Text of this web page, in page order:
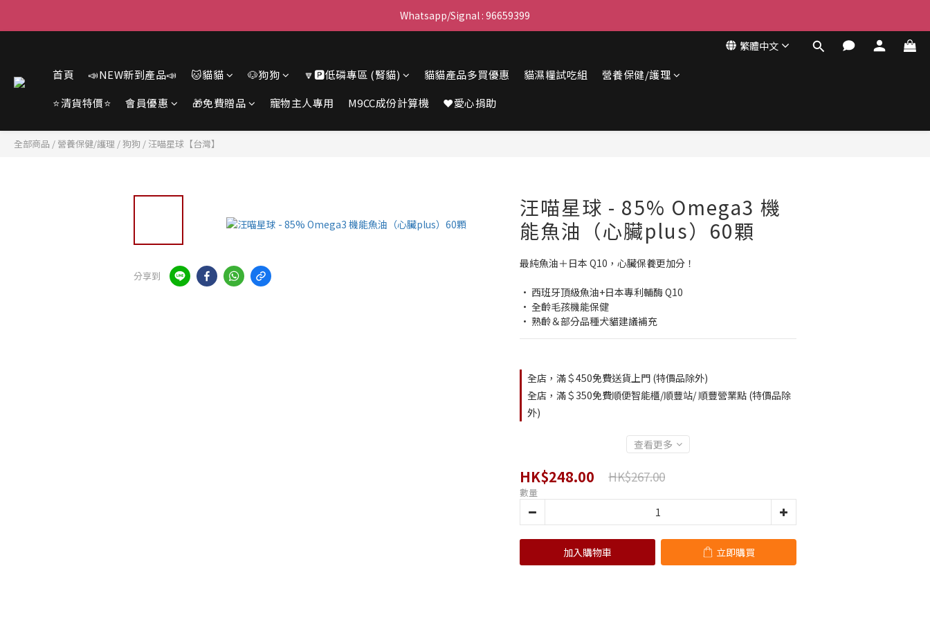
滿$450免費送貨上門 I 滿$350免運 順豐自取
Whatsapp/Signal : 96659399
滿$450免費送貨上門 I 滿$350免運 順豐自取
繁體中文
首頁 📣NEW新到產品📣 🐱貓貓 🐶狗狗 🔽🅿️低磷專區 (腎貓) 貓貓產品多買優惠 貓濕糧試吃組
營養保健/護理
⭐清貨特價⭐
會員優惠 🎁免費贈品 寵物主人專用 M9CC成份計算機 ❤️愛心捐助
全部商品 / 營養保健/護理 /狗狗 / 汪喵星球【台灣】
分享到
汪喵星球 - 85% Omega3 機
能魚油（心臟plus）60顆
最純魚油＋日本 Q10，心臟保養更加分！
• 西班牙頂級魚油+日本專利輔酶 Q10
• 全齡毛孩機能保健
• 熟齡＆部分品種犬貓建議補充
全店，滿＄450免費送貨上門 (特價品除外)
全店，滿＄350免費順便智能櫃/順豐站/ 順豐營業點 (特價品除
外)
查看更多
HK$248.00 HK$267.00
數量
加入購物車 立即購買